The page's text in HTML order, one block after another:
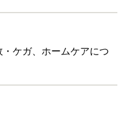
ケガ、ホームケアにつ